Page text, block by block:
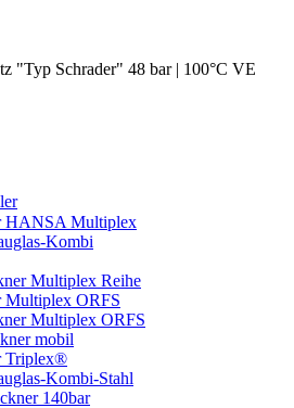
"Typ Schrader" 48 bar | 100°C VE
HANSA Multiplex
Kombi
Multiplex Reihe
Multiplex ORFS
Multiplex ORFS
mobil
Triplex®
Kombi-Stahl
140bar